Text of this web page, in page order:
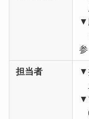
▼
参
担当者
▼
▼